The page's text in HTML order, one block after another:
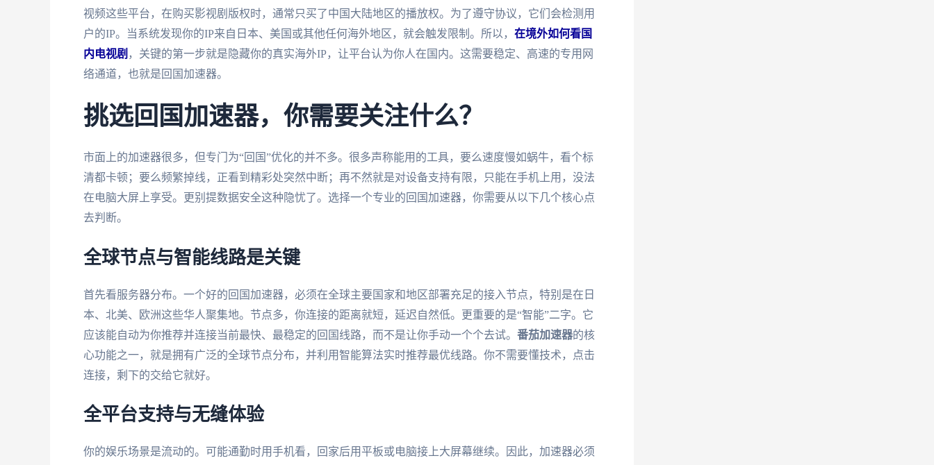
视频这些平台，在购买影视剧版权时，通常只买了中国大陆地区的播放权。为了遵守协议，它们会检测用
户的IP。当系统发现你的IP来自日本、美国或其他任何海外地区，就会触发限制。所以， 在境外如何看国
内电视剧 ，关键的第一步就是隐藏你的真实海外IP，让平台认为你人在国内。这需要稳定、高速的专用网
络通道，也就是回国加速器。
挑选回国加速器，你需要关注什么？
市面上的加速器很多，但专门为“回国”优化的并不多。很多声称能用的工具，要么速度慢如蜗牛，看个标
清都卡顿；要么频繁掉线，正看到精彩处突然中断；再不然就是对设备支持有限，只能在手机上用，没法
在电脑大屏上享受。更别提数据安全这种隐忧了。选择一个专业的回国加速器，你需要从以下几个核心点
去判断。
全球节点与智能线路是关键
首先看服务器分布。一个好的回国加速器，必须在全球主要国家和地区部署充足的接入节点，特别是在日
本、北美、欧洲这些华人聚集地。节点多，你连接的距离就短，延迟自然低。更重要的是“智能”二字。它
应该能自动为你推荐并连接当前最快、最稳定的回国线路，而不是让你手动一个个去试。 番茄加速器的核
心功能之一，就是拥有广泛的全球节点分布，并利用智能算法实时推荐最优线路。你不需要懂技术，点击
连接，剩下的交给它就好。
全平台支持与无缝体验
你的娱乐场景是流动的。可能通勤时用手机看，回家后用平板或电脑接上大屏幕继续。因此，加速器必须